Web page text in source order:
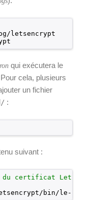
letsencrypt
qui exécutera le
cela, plusieurs
un fichier
:
suivant :
du certificat Let's
bin/le-renew